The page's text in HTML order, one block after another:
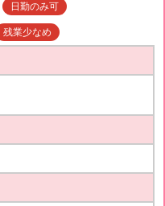
日勤のみ可
残業少なめ